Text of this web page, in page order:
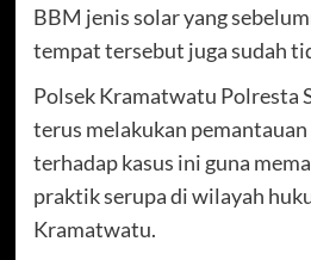
BBM jenis solar yang
tempat tersebut juga sudah
Polsek Kramatwatu Polresta
terus melakukan
terhadap kasus ini guna
praktik serupa di wilayah
Kramatwatu.